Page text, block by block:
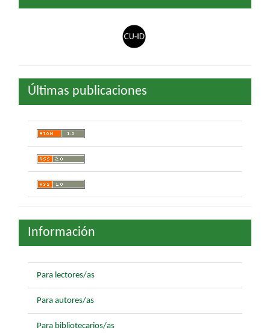
Últimas publicaciones
Información
Para lectores/as
Para autores/as
Para bibliotecarios/as